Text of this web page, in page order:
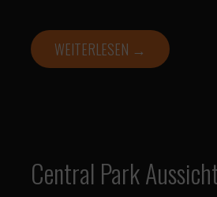
WEITERLESEN →
Central Park